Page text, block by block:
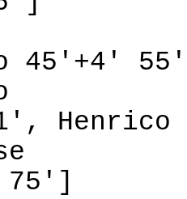
0-
45'+4'
75']